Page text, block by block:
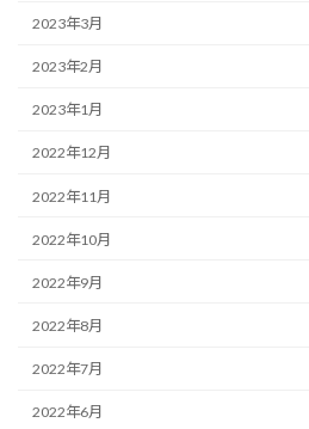
2023年3月
2023年2月
2023年1月
2022年12月
2022年11月
2022年10月
2022年9月
2022年8月
2022年7月
2022年6月